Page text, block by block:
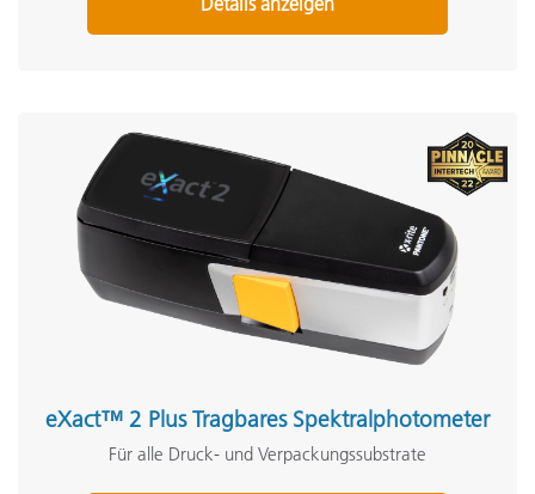
eXact™ 2 Plus Tragbares Spektralphotometer
Für alle Druck- und Verpackungssubstrate